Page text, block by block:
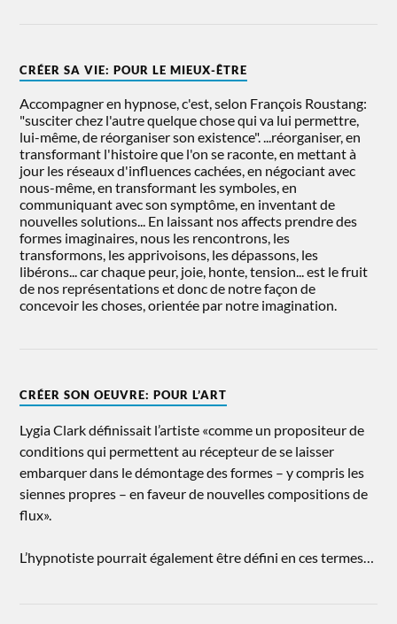
CRÉER SA VIE: POUR LE MIEUX-ÊTRE
Accompagner en hypnose, c'est, selon François Roustang:
"susciter chez l'autre quelque chose qui va lui permettre,
lui-même, de réorganiser son existence". ...réorganiser, en
transformant l'histoire que l'on se raconte, en mettant à
jour les réseaux d'influences cachées, en négociant avec
nous-même, en transformant les symboles, en
communiquant avec son symptôme, en inventant de
nouvelles solutions... En laissant nos affects prendre des
formes imaginaires, nous les rencontrons, les
transformons, les apprivoisons, les dépassons, les
libérons... car chaque peur, joie, honte, tension... est le fruit
de nos représentations et donc de notre façon de
concevoir les choses, orientée par notre imagination.
CRÉER SON OEUVRE: POUR L’ART
Lygia Clark définissait l’artiste «comme un propositeur de
conditions qui permettent au récepteur de se laisser
embarquer dans le démontage des formes – y compris les
siennes propres – en faveur de nouvelles compositions de
flux».
L’hypnotiste pourrait également être défini en ces termes…